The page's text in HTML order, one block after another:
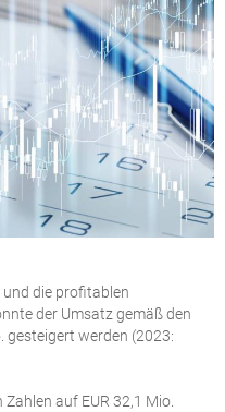
die profitablen
der Umsatz gemäß den
gesteigert werden (2023:
auf EUR 32,1 Mio.